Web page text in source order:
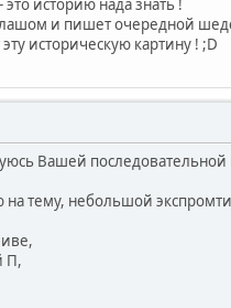
историю нада знать !
и пишет очередной
историческую картину ! ;D
Вашей
тему, небольшой
П,